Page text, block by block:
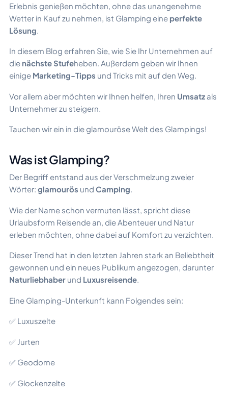
Erlebnis genießen möchten, ohne das unangenehme
Wetter in Kauf zu nehmen, ist Glamping eine perfekte
Lösung
In diesem Blog erfahren Sie, wie Sie Ihr Unternehmen auf
die nächste Stufeheben. Außerdem geben wir Ihnen
einige Marketing-Tipps und Tricks mit auf den Weg.
Vor allem aber möchten wir Ihnen helfen, Ihren Umsatz als
Unternehmer zu steigern.
Tauchen wir ein in die glamouröse Welt des Glampings!
Was ist Glamping?
Der Begriff entstand aus der Verschmelzung zweier
Wörter: glamourös und Camping.
Wie der Name schon vermuten lässt, spricht diese
Urlaubsform Reisende an, die Abenteuer und Natur
erleben möchten, ohne dabei auf Komfort zu verzichten.
Dieser Trend hat in den letzten Jahren stark an Beliebtheit
gewonnen und ein neues Publikum angezogen, darunter
Naturliebhaber und Luxusreisende.
Eine Glamping-Unterkunft kann Folgendes sein:
✅ Luxuszelte
✅ Jurten
✅ Geodome
✅ Glockenzelte